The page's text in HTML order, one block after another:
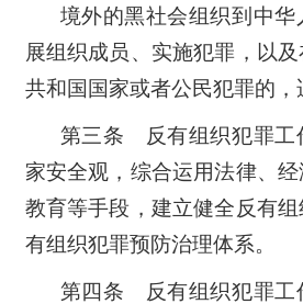
境外的黑社会组织到中
展组织成员、实施犯罪，以
共和国国家或者公民犯罪的，
第三条 反有组织犯罪工
家安全观，综合运用法律、经
教育等手段，建立健全反有
有组织犯罪预防治理体系。
第四条 反有组织犯罪工